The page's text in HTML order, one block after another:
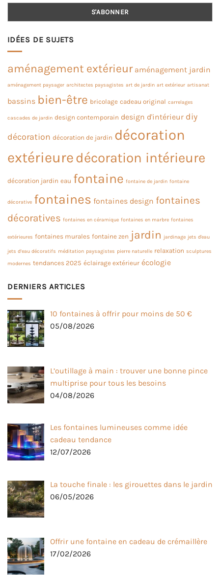
IDÉES DE SUJETS
aménagement extérieur aménagement jardin
aménagement paysager architectes paysagistes art de jardin art extérieur artisanat
bassins bien-être bricolage cadeau original carrelages
cascades de jardin design contemporain design d'intérieur diy
décoration décoration de jardin décoration
extérieuredécoration intérieure
décoration jardin eau fontaine fontaine de jardin fontaine
décorative fontaines fontaines design fontaines
décoratives fontaines en céramique fontaines en marbre fontaines
extérieures fontaines murales fontaine zen jardin jardinage jets d'eau
jets d’eau décoratifs méditation paysagistes pierre naturelle relaxation sculptures
modernes tendances 2025 éclairage extérieur écologie
DERNIERS ARTICLES
10 fontaines à offrir pour moins de 50 €
05/08/2026
L’outillage à main : trouver une bonne pince
multiprise pour tous les besoins
04/08/2026
Les fontaines lumineuses comme idée
cadeau tendance
12/07/2026
La touche finale : les girouettes dans le jardin
06/05/2026
Offrir une fontaine en cadeau de crémaillère
17/02/2026